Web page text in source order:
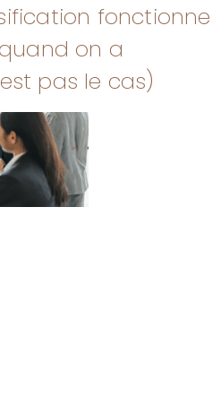
fonctionne
on a
pas le cas)